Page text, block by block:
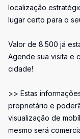
localização
lugar certo para o
Valor de 8.500 já
Agende sua visita e
cidade!
>> Estas
proprietário e
visualização de
mesmo será